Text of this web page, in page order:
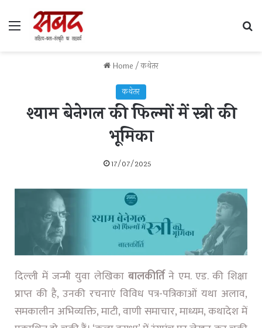
Home / कथेतर
कथेतर
श्याम बेनेगल की फिल्मों में स्त्री की
भूमिका
17/07/2025
दिल्ली में जन्मी युवा लेखिका बालकीर्तिने एम. एड. की शिक्षा
प्राप्त की है, उनकी रचनाएं विविध पत्र-पत्रिकाओं यथा अलाव,
समकालीन अभिव्यक्ति, माटी, वाणी समाचार, माध्यम, कथादेश में